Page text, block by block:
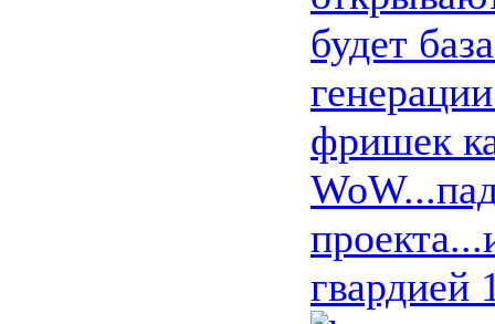
будет
фришек
гвардией